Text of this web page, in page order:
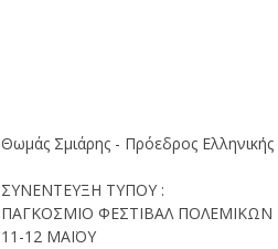
Θωμάς Σμιάρης - Πρόεδρος
ΣΥΝΕΝΤΕΥΞΗ ΤΥΠΟΥ :
ΠΑΓΚΟΣΜΙΟ ΦΕΣΤΙΒΑΛ
11-12 ΜΑΪΟΥ